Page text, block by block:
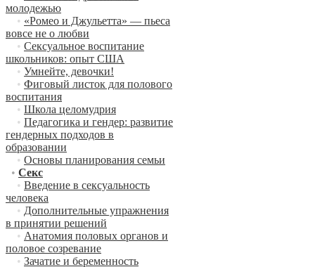
молодежью
• «Ромео и Джульетта» — пьеса
вовсе не о любви
• Сексуальное воспитание
школьников: опыт США
• Умнейте, девочки!
• Фиговый листок для полового
воспитания
• Школа целомудрия
• Педагогика и гендер: развитие
гендерных подходов в
образовании
• Основы планирования семьи
• Секс
• Введение в сексуальность
человека
• Дополнительные упражнения
в принятии решений
• Анатомия половых органов и
половое созревание
• Зачатие и беременность